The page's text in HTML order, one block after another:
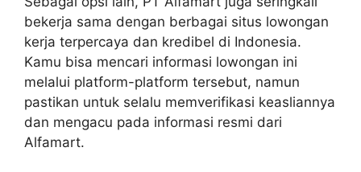
bekerja sama dengan berbagai situs lowongan
kerja terpercaya dan kredibel di Indonesia.
Kamu bisa mencari informasi lowongan ini
melalui platform-platform tersebut, namun
pastikan untuk selalu memverifikasi keasliannya
dan mengacu pada informasi resmi dari
Alfamart.